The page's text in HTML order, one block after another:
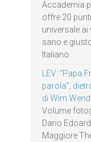
Accademia
offre 20
universale
sano e
Italiano.
LEV: “Papa
parola”,
di Wim
Volume
Dario
Maggiore